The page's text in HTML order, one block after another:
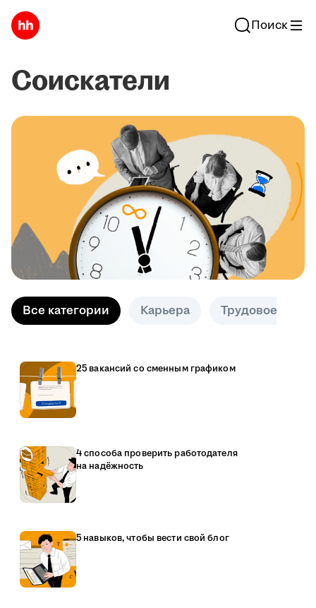
Поиск
Соискатели
Все категории Карьера Трудовое право
25 вакансий со сменным графиком
4 способа проверить работодателя
на надёжность
5 навыков, чтобы вести свой блог